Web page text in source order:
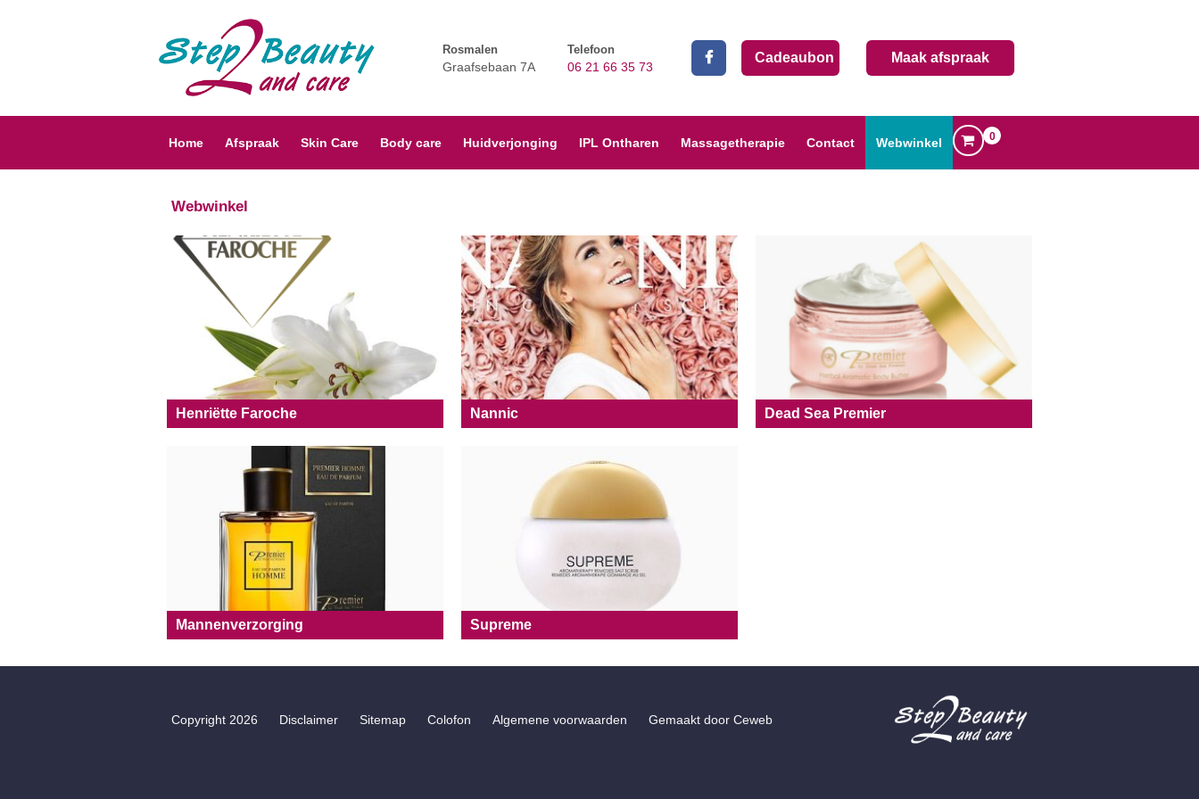
Rosmalen
Graafsebaan 7A
Telefoon
06 21 66 35 73
Cadeaubon Maak afspraak
Home Afspraak Skin Care Body care Huidverjonging IPL Ontharen Massagetherapie Contact Webwinkel 0
Webwinkel
Henriëtte Faroche Nannic Dead Sea Premier
Mannenverzorging Supreme
Copyright 2026 Disclaimer Sitemap Colofon Algemene voorwaarden Gemaakt door Ceweb